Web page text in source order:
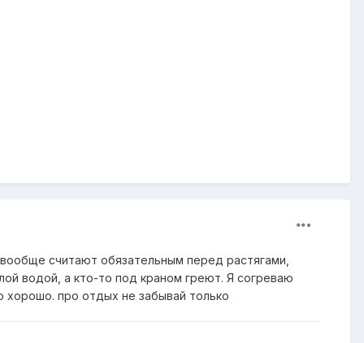
считают обязательным перед растягами,
водой, а кто-то под краном греют. Я согреваю
про отдых не забывай только